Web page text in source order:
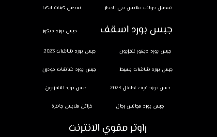
تفصيل دولاب ملابس في الجدار تفصيل كبتات ايكيا
جبس بورد اسقف جبس بورد ديكور
جبس بورد ديكور تلفزيون جبس بورد شاشات 2023
جبس بورد شاشات بسيط جبس بورد شاشات مودرن
جبس بورد غرف اطفال 2023 جبس بورد للتلفزيون
جبس بورد مجالس رجال خزائن ملابس جاهزة
راوتر مقوي الانترنت